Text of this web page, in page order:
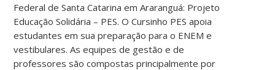
Federal de Santa Catarina em Araranguá: Projeto
Educação Solidária – PES. O Cursinho PES apoia
estudantes em sua preparação para o ENEM e
vestibulares. As equipes de gestão e de
professores são compostas principalmente por